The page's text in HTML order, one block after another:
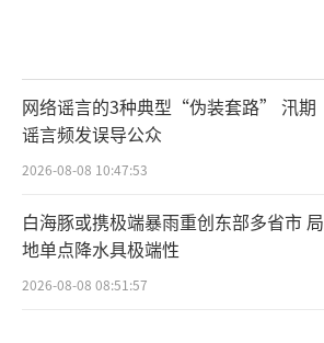
网络谣言的3种典型“伪装套路” 汛期
谣言频发误导公众
2026-08-08 10:47:53
白海豚或携极端暴雨重创东部多省市 局
地单点降水具极端性
2026-08-08 08:51:57